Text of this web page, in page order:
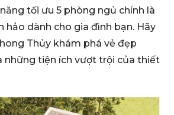
tối ưu 5 phòng ngủ chính là
hảo dành cho gia đình bạn. Hãy
Thủy khám phá vẻ đẹp
những tiện ích vượt trội của thiết